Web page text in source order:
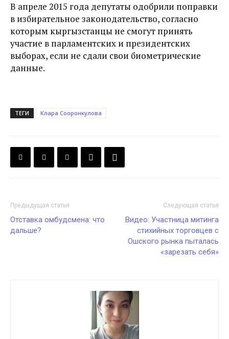
В апреле 2015 года депутаты одобрили поправки
в избирательное законодательство, согласно
которым кыргызстанцы не смогут принять
участие в парламентских и президентских
выборах, если не сдали свои биометрические
данные.
ТЕГИ Клара Сооронкулова
Предыдущая статья
Отставка омбудсмена: что
дальше?
Следующая статья
Видео: Участница митинга
стихийных торговцев с
Ошского рынка пыталась
«зарезать себя»